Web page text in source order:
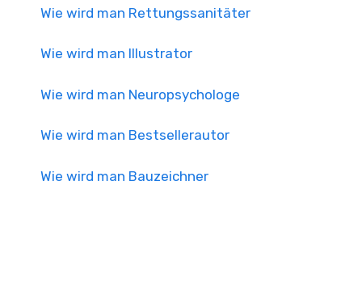
Wie wird man Rettungssanitäter
Wie wird man Illustrator
Wie wird man Neuropsychologe
Wie wird man Bestsellerautor
Wie wird man Bauzeichner